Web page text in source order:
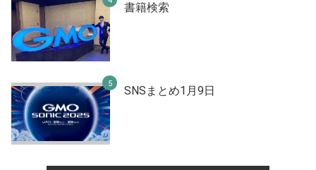
書籍検索
SNSまとめ1月9日